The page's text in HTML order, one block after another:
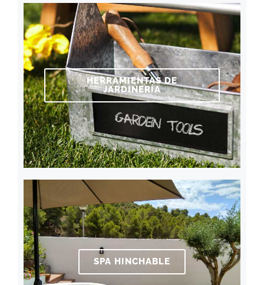
HERRAMIENTAS DE
JARDINERÍA
SPA HINCHABLE